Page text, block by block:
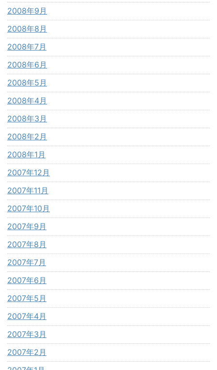
2008年9月
2008年8月
2008年7月
2008年6月
2008年5月
2008年4月
2008年3月
2008年2月
2008年1月
2007年12月
2007年11月
2007年10月
2007年9月
2007年8月
2007年7月
2007年6月
2007年5月
2007年4月
2007年3月
2007年2月